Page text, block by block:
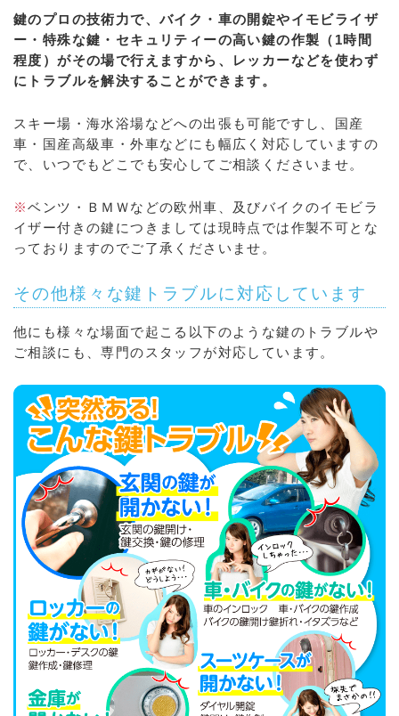
鍵のプロの技術力で、バイク・車の開錠やイモビライザ
ー・特殊な鍵・セキュリティーの高い鍵の作製（1時間
程度）がその場で行えますから、レッカーなどを使わず
にトラブルを解決することができます。
スキー場・海水浴場などへの出張も可能ですし、国産
車・国産高級車・外車などにも幅広く対応していますの
で、いつでもどこでも安心してご相談くださいませ。
※ベンツ・ＢＭＷなどの欧州車、及びバイクのイモビラ
イザー付きの鍵につきましては現時点では作製不可とな
っておりますのでご了承くださいませ。
その他様々な鍵トラブルに対応しています
他にも様々な場面で起こる以下のような鍵のトラブルや
ご相談にも、専門のスタッフが対応しています。